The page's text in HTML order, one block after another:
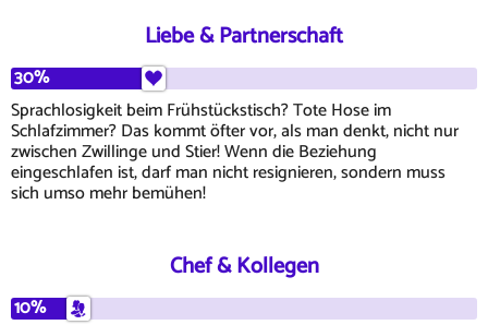
Liebe & Partnerschaft
30%
Sprachlosigkeit beim Frühstückstisch? Tote Hose im
Schlafzimmer? Das kommt öfter vor, als man denkt, nicht nur
zwischen Zwillinge und Stier! Wenn die Beziehung
eingeschlafen ist, darf man nicht resignieren, sondern muss
sich umso mehr bemühen!
Chef & Kollegen
10%